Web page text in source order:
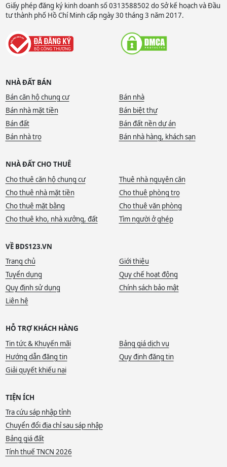
Giấy phép đăng ký kinh doanh số 0313588502 do Sở kế hoạch và Đầu
tư thành phố Hồ Chí Minh cấp ngày 30 tháng 3 năm 2017.
NHÀ ĐẤT BÁN
Bán căn hộ chung cư
Bán nhà
Bán nhà mặt tiền
Bán biệt thự
Bán đất
Bán đất nền dự án
Bán nhà trọ
Bán nhà hàng, khách sạn
NHÀ ĐẤT CHO THUÊ
Cho thuê căn hộ chung cư
Thuê nhà nguyên căn
Cho thuê nhà mặt tiền
Cho thuê phòng trọ
Cho thuê mặt bằng
Cho thuê văn phòng
Cho thuê kho, nhà xưởng, đất
Tìm người ở ghép
VỀ BDS123.VN
Trang chủ
Giới thiệu
Tuyển dụng
Quy chế hoạt động
Quy định sử dụng
Chính sách bảo mật
Liên hệ
HỖ TRỢ KHÁCH HÀNG
Tin tức & Khuyến mãi
Bảng giá dịch vụ
Hướng dẫn đăng tin
Quy định đăng tin
Giải quyết khiếu nại
TIỆN ÍCH
Tra cứu sáp nhập tỉnh
Chuyển đổi địa chỉ sau sáp nhập
Bảng giá đất
Tính thuế TNCN 2026